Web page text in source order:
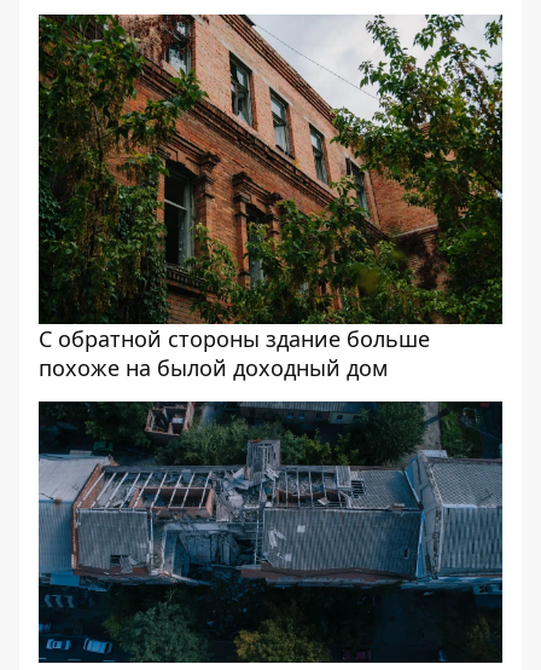
С обратной стороны здание больше
похоже на былой доходный дом